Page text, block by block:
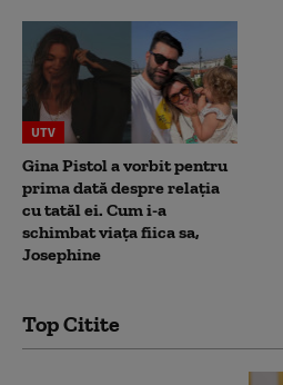
UTV
Gina Pistol a vorbit pentru
prima dată despre relația
cu tatăl ei. Cum i-a
schimbat viața fiica sa,
Josephine
Top Citite